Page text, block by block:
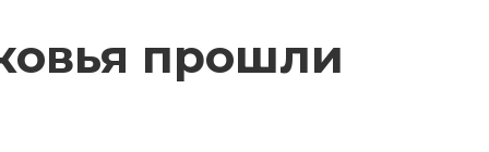
прошли